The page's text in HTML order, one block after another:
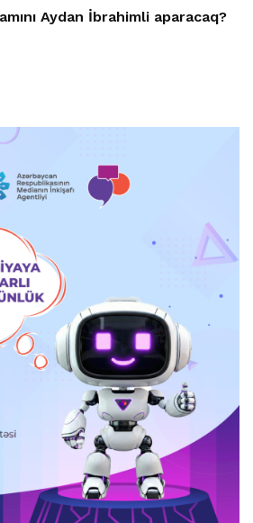
Aydan İbrahimli aparacaq?